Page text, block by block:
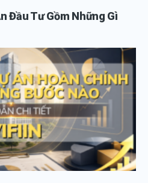
Đầu Tư Gồm Những Gì